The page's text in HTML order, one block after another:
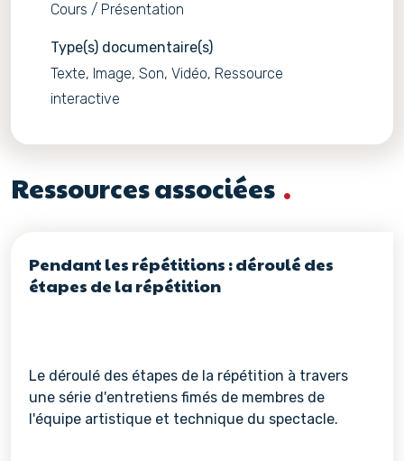
Cours / Présentation
Type(s) documentaire(s)
Texte, Image, Son, Vidéo, Ressource
interactive
Ressources associées
Pendant les répétitions : déroulé des
étapes de la répétition
Le déroulé des étapes de la répétition à travers
une série d'entretiens fimés de membres de
l'équipe artistique et technique du spectacle.